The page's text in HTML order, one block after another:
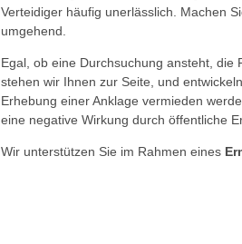
Verteidiger häufig unerlässlich. Machen
umgehend.
Egal, ob eine Durchsuchung ansteht, die
stehen wir Ihnen zur Seite, und
Erhebung einer Anklage vermieden
eine negative Wirkung durch öffentliche
Wir unterstützen Sie im Rahmen eines